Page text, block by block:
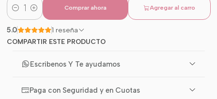
Cantidad
Agregar al carro
Comprar ahora
5.0 1 reseña
COMPARTIR ESTE PRODUCTO
Escribenos Y Te ayudamos
Paga con Seguridad y en Cuotas